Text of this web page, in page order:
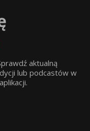
aktualną
lub podcastów w